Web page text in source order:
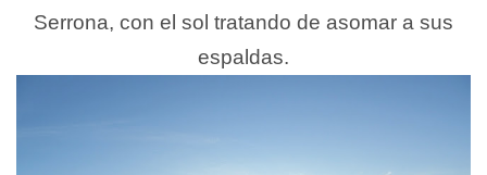
Serrona, con el sol tratando de asomar a sus
espaldas.